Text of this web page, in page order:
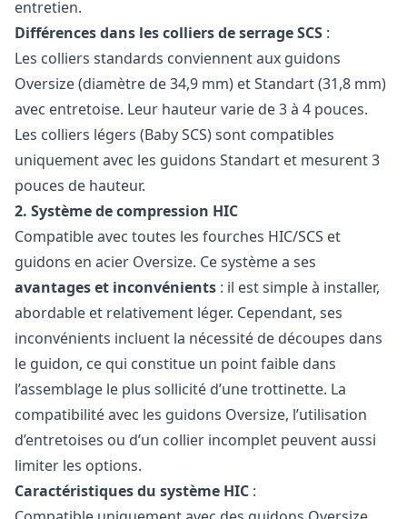
entretien.
Différences dans les colliers de serrage SCS :
Les colliers standards conviennent aux guidons
Oversize (diamètre de 34,9 mm) et Standart (31,8 mm)
avec entretoise. Leur hauteur varie de 3 à 4 pouces.
Les colliers légers (Baby SCS) sont compatibles
uniquement avec les guidons Standart et mesurent 3
pouces de hauteur.
2. Système de compression HIC
Compatible avec toutes les fourches HIC/SCS et
guidons en acier Oversize. Ce système a ses
avantages et inconvénients : il est simple à installer,
abordable et relativement léger. Cependant, ses
inconvénients incluent la nécessité de découpes dans
le guidon, ce qui constitue un point faible dans
l’assemblage le plus sollicité d’une trottinette. La
compatibilité avec les guidons Oversize, l’utilisation
d’entretoises ou d’un collier incomplet peuvent aussi
limiter les options.
Caractéristiques du système HIC :